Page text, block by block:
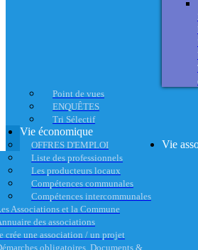
Point de vues
ENQUÊTES
Tri Sélectif
Vie économique
OFFRES D'EMPLOI
Liste des professionnels
Les producteurs locaux
Compétences communales
Compétences intercommunales
Vie
Associations et la Commune
des associations
crée une association / un projet
obligatoires, Documents &